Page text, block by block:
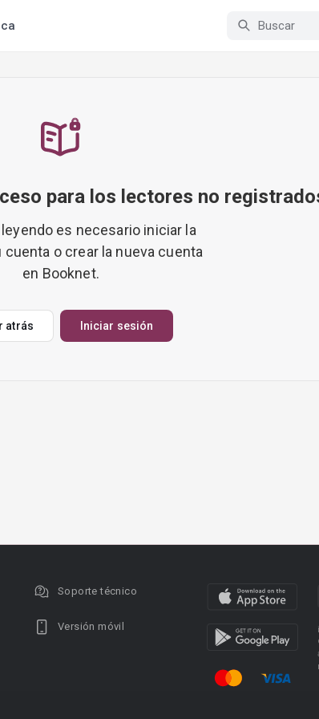
para los lectores no
es necesario iniciar la
o crear la nueva cuenta
en Booknet.
atrás Iniciar sesión
Soporte técnico
Versión móvil